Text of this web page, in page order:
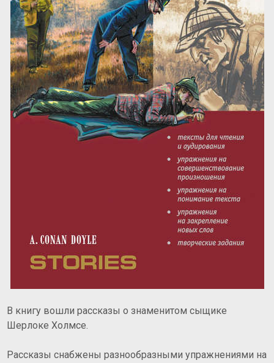
В книгу вошли рассказы о знаменитом сыщике
Шерлоке Холмсе.
Рассказы снабжены разнообразными упражнениями на